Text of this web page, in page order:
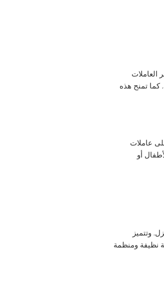
العاملات
كما تمنح هذه
عاملات
أو
وتتميز
نظيفة ومنظمة